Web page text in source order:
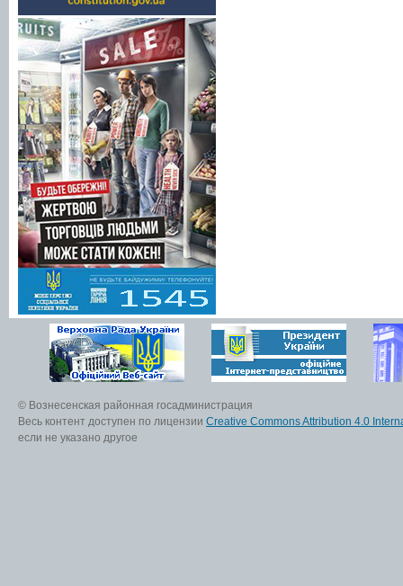
© Вознесенская районная госадминистрация
Весь контент доступен по лицензии Creative Commons Attribution 4.0
если не указано другое